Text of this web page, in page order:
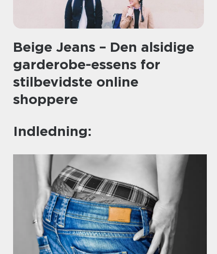
Beige Jeans – Den alsidige
garderobe-essens for
stilbevidste online
shoppere
Indledning: